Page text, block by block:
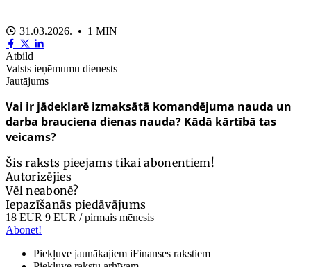
31.03.2026. • 1 MIN
Atbild
Valsts ieņēmumu dienests
Jautājums
Vai ir jādeklarē izmaksātā komandējuma nauda un
darba brauciena dienas nauda? Kādā kārtībā tas
veicams?
Šis raksts pieejams tikai abonentiem!
Autorizējies
Vēl neabonē?
Iepazīšanās piedāvājums
18 EUR 9 EUR / pirmais mēnesis
Abonēt!
Piekļuve jaunākajiem iFinanses rakstiem